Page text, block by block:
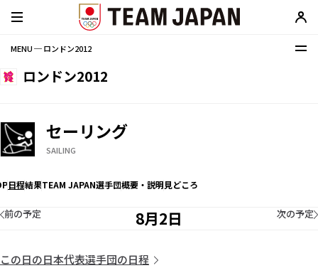
MENU ─ ロンドン2012
ロンドン2012
セーリング
SAILING
日程結果TEAM JAPAN選手団概要・説明見どころ
8月2日
前の予定 次の予定
この日の日本代表選手団の日程